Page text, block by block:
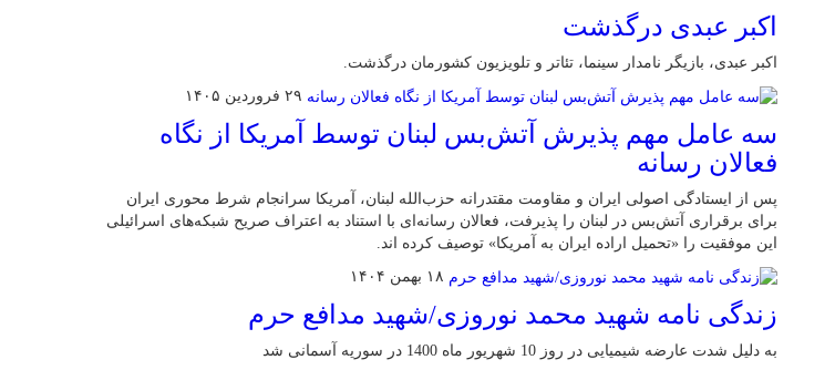
اکبر عبدی درگذشت
اکبر عبدی، بازیگر نامدار سینما، تئاتر و تلویزیون کشورمان درگذشت.
۲۹ فروردین ۱۴۰۵
سه عامل مهم پذیرش آتش‌بس لبنان توسط آمریکا از نگاه
فعالان رسانه
پس از ایستادگی اصولی ایران و مقاومت مقتدرانه حزب‌الله لبنان، آمریکا سرانجام شرط محوری ایران
برای برقراری آتش‌بس در لبنان را پذیرفت، فعالان رسانه‌ای با استناد به اعتراف صریح شبکه‌های اسرائیلی
این موفقیت را «تحمیل اراده ایران به آمریکا» توصیف کرده اند.
۱۸ بهمن ۱۴۰۴
زندگی نامه شهید محمد نوروزی/شهید مدافع حرم
به دلیل شدت عارضه شیمیایی در روز 10 شهریور ماه 1400 در سوریه آسمانی شد